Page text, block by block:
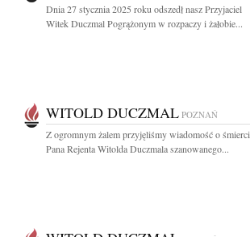
Dnia 27 stycznia 2025 roku odszedł nasz Przyjaciel
Witek Duczmal Pogrążonym w rozpaczy i żałobie...
WITOLD DUCZMAL POZNAŃ
Z ogromnym żalem przyjęliśmy wiadomość o śmierci
Pana Rejenta Witolda Duczmala szanowanego...